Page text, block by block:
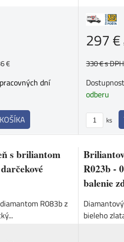
€
dní
297 €
330 €s DPH
odberu
ks
s briliantom
R083b z
R023b -
balenie
bieleho